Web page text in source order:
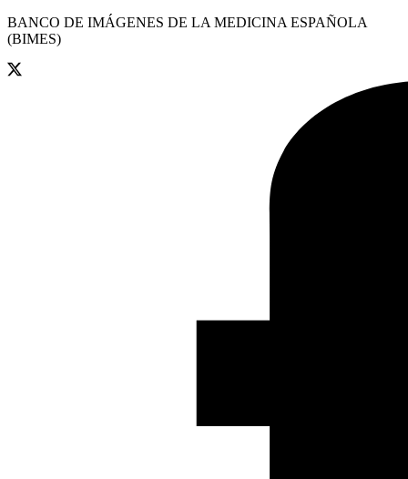
BANCO DE IMÁGENES DE LA MEDICINA ESPAÑOLA
(BIMES)